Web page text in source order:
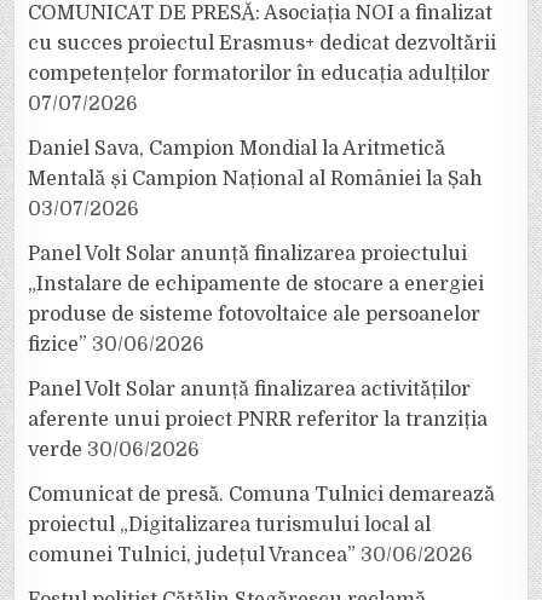
COMUNICAT DE PRESĂ: Asociația NOI a finalizat
cu succes proiectul Erasmus+ dedicat dezvoltării
competențelor formatorilor în educația adulților
07/07/2026
Daniel Sava, Campion Mondial la Aritmetică
Mentală și Campion Național al României la Șah
03/07/2026
Panel Volt Solar anunță finalizarea proiectului
„Instalare de echipamente de stocare a energiei
produse de sisteme fotovoltaice ale persoanelor
fizice” 30/06/2026
Panel Volt Solar anunță finalizarea activităților
aferente unui proiect PNRR referitor la tranziția
verde 30/06/2026
Comunicat de presă. Comuna Tulnici demarează
proiectul „Digitalizarea turismului local al
comunei Tulnici, județul Vrancea” 30/06/2026